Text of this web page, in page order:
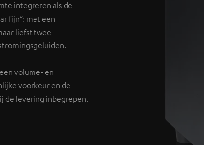
integreren als de
fijn”: met een
liefst twee
volume- en
voorkeur en de
de levering inbegrepen.